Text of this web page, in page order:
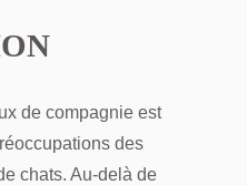
de compagnie est
des
chats. Au-delà de